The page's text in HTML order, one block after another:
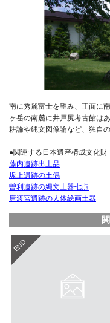
南に秀麗富士を望み、正面に
ヶ岳の南麓に井戸尻考古館は
耕論や縄文図像論など、独自
●関連する日本遺産構成文化財
藤内遺跡出土品
坂上遺跡の土偶
曽利遺跡の縄文土器七点
唐渡宮遺跡の人体絵画土器
END